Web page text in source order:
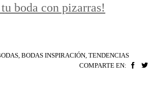
boda con pizarras!
, BODAS INSPIRACIÓN, TENDENCIAS
COMPARTE EN: